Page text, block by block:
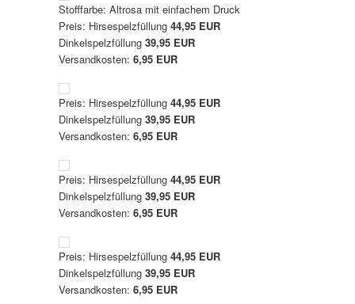
Stofffarbe: Altrosa mit einfachem Druck
Preis: Hirsespelzfüllung44,95 EUR
Dinkelspelzfüllung39,95 EUR
Versandkosten:6,95 EUR
Preis: Hirsespelzfüllung44,95 EUR
Dinkelspelzfüllung39,95 EUR
Versandkosten:6,95 EUR
Preis: Hirsespelzfüllung44,95 EUR
Dinkelspelzfüllung39,95 EUR
Versandkosten:6,95 EUR
Preis: Hirsespelzfüllung44,95 EUR
Dinkelspelzfüllung39,95 EUR
Versandkosten:6,95 EUR